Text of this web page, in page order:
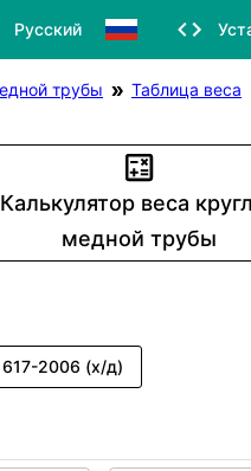
Русский
трубы
Таблица веса
Калькулятор веса
медной трубы
2006 (х/д)